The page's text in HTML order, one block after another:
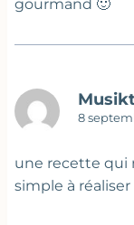
gourmand 🙂
8
une recette qui
simple à